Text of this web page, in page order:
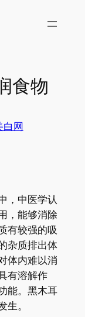
食物
白网
中医学认
，能够消除
有较强的吸
杂质排出体
体内难以消
有溶解作
能。黑木耳
生。